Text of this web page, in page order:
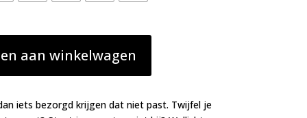
aan winkelwagen
iets bezorgd krijgen dat niet past. Twijfel je